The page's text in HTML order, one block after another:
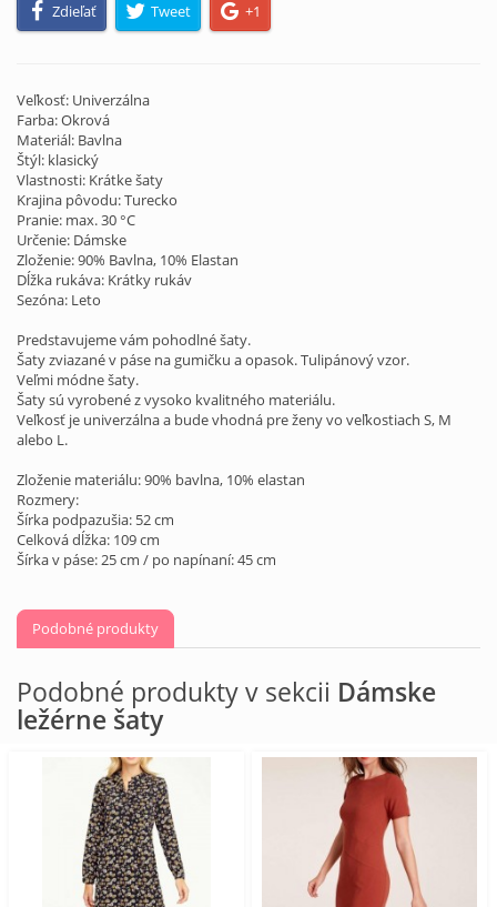
Zdieľať Tweet +1
Veľkosť: Univerzálna
Farba: Okrová
Materiál: Bavlna
Štýl: klasický
Vlastnosti: Krátke šaty
Krajina pôvodu: Turecko
Pranie: max. 30 °C
Určenie: Dámske
Zloženie: 90% Bavlna, 10% Elastan
Dĺžka rukáva: Krátky rukáv
Sezóna: Leto
Predstavujeme vám pohodlné šaty.
Šaty zviazané v páse na gumičku a opasok. Tulipánový vzor.
Veľmi módne šaty.
Šaty sú vyrobené z vysoko kvalitného materiálu.
Veľkosť je univerzálna a bude vhodná pre ženy vo veľkostiach S, M
alebo L.
Zloženie materiálu: 90% bavlna, 10% elastan
Rozmery:
Šírka podpazušia: 52 cm
Celková dĺžka: 109 cm
Šírka v páse: 25 cm / po napínaní: 45 cm
Podobné produkty
Podobné produkty v sekcii Dámske
ležérne šaty